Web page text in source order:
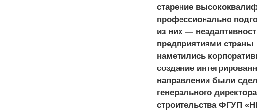
старение
профессионально
из них —
предприятиями
наметились
создание
направлении были
генерального
строительства ФГУП